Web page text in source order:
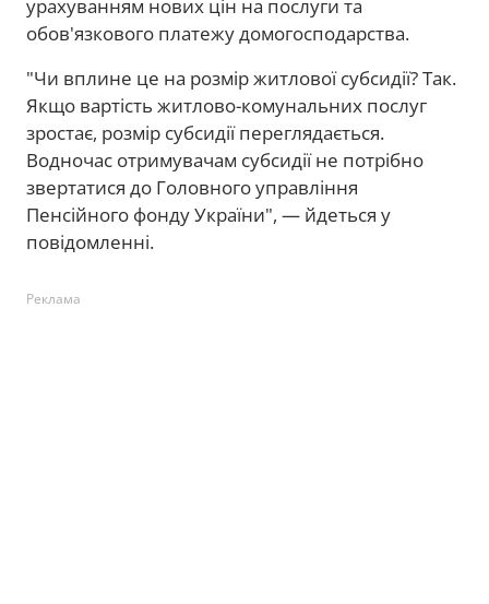
урахуванням нових цін на послуги та
обов'язкового платежу домогосподарства.
"Чи вплине це на розмір житлової субсидії? Так.
Якщо вартість житлово-комунальних послуг
зростає, розмір субсидії переглядається.
Водночас отримувачам субсидії не потрібно
звертатися до Головного управління
Пенсійного фонду України", — йдеться у
повідомленні.
Реклама